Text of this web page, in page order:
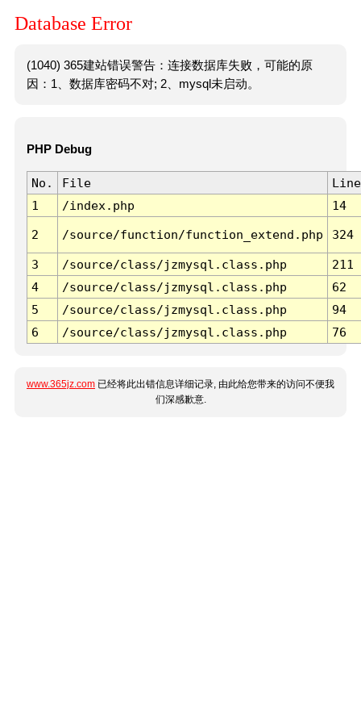
Database Error
(1040) 365建站错误警告：连接数据库失败，可能的原
因：1、数据库密码不对; 2、mysql未启动。
PHP Debug
No. File
Line
1
/index.php 14
2 /source/function/function_extend.php 324
3 /source/class/jzmysql.class.php
211
4
/source/class/jzmysql.class.php
62
5
/source/class/jzmysql.class.php
94
6
/source/class/jzmysql.class.php 76
www.365jz.com 已经将此出错信息详细记录, 由此给您带来的访问不便我
们深感歉意.